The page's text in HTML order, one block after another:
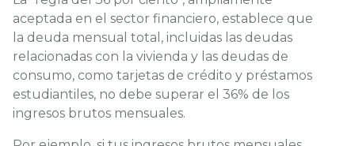
aceptada en el sector financiero, establece que
la deuda mensual total, incluidas las deudas
relacionadas con la vivienda y las deudas de
consumo, como tarjetas de crédito y préstamos
estudiantiles, no debe superar el 36% de los
ingresos brutos mensuales.